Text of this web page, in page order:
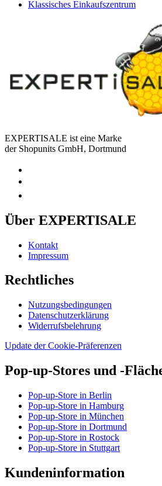
Klassisches Einkaufszentrum
EXPERTISALE ist eine Marke
der Shopunits GmbH, Dortmund
Über EXPERTISALE
Kontakt
Impressum
Rechtliches
Nutzungsbedingungen
Datenschutzerklärung
Widerrufsbelehrung
Update der Cookie-Präferenzen
Pop-up-Stores und -
Pop-up-Store in Berlin
Pop-up-Store in Hamburg
Pop-up-Store in München
Pop-up-Store in Dortmund
Pop-up-Store in Rostock
Pop-up-Store in Stuttgart
Kundeninformation